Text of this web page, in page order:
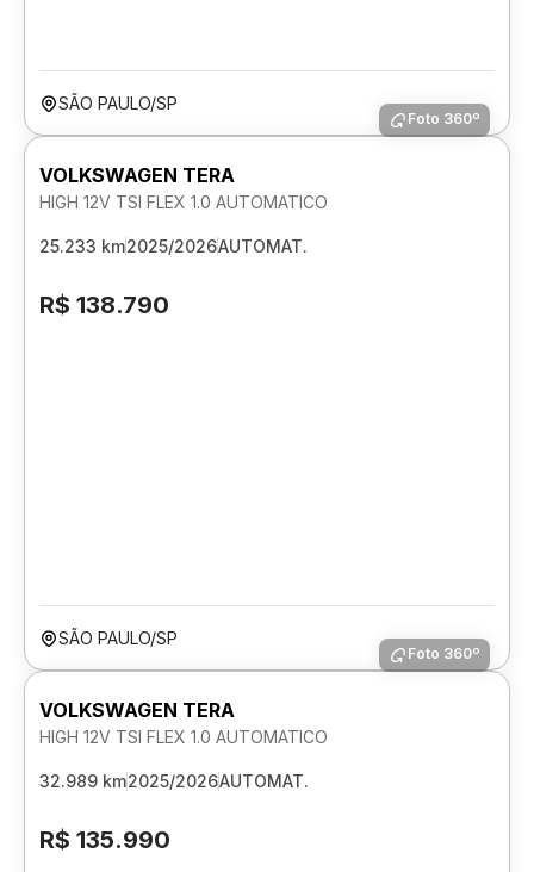
SÃO PAULO/SP
Foto 360º
VOLKSWAGEN TERA
HIGH 12V TSI FLEX 1.0 AUTOMATICO
25.233 km2025/2026AUTOMAT.
R$ 138.790
SÃO PAULO/SP
Foto 360º
VOLKSWAGEN TERA
HIGH 12V TSI FLEX 1.0 AUTOMATICO
32.989 km2025/2026AUTOMAT.
R$ 135.990